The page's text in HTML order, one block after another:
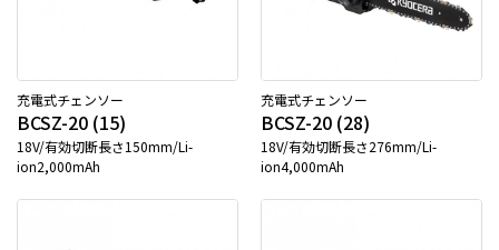
充電式チェンソー
BCSZ-20 (15)
18V/有効切断長さ150mm/Li-
ion2,000mAh
充電式チェンソー
BCSZ-20 (28)
18V/有効切断長さ276mm/Li-
ion4,000mAh